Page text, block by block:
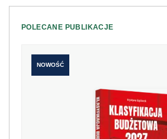
POLECANE PUBLIKACJE
NOWOŚĆ